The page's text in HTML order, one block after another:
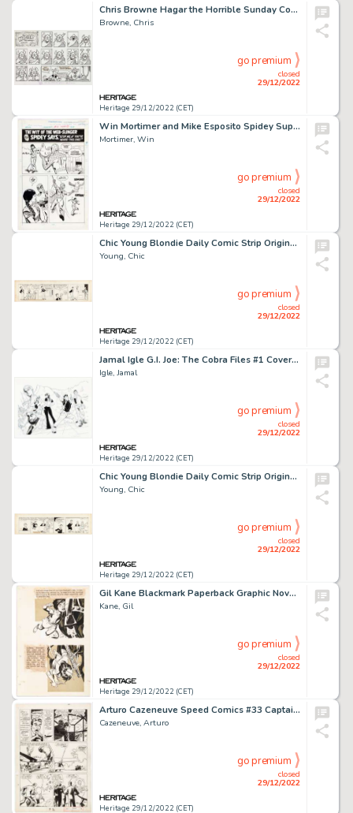
Chris Browne Hagar the Horrible Sunday Comic Strip Original Art dated 8-8-93 (King Features Syndicate, 1993). ...
Browne, Chris
Heritage 29/12/2022 (CET)
closed
29/12/2022
go premium
Win Mortimer and Mike Esposito Spidey Super Stories #21 Inside Back Cover Complete 1-Page Story Original Art (Marv...
Mortimer, Win
Heritage 29/12/2022 (CET)
closed
29/12/2022
go premium
Chic Young Blondie Daily Comic Strip Original Art dated 9-30-31 (King Feature Syndicate, 1931)....
Young, Chic
Heritage 29/12/2022 (CET)
closed
29/12/2022
go premium
Jamal Igle G.I. Joe: The Cobra Files #1 Cover Original Art (IDW, 2013)....
Igle, Jamal
Heritage 29/12/2022 (CET)
closed
29/12/2022
go premium
Chic Young Blondie Daily Comic Strip Original Art dated 3-18-31 (King Feature Syndicate, 1931)....
Young, Chic
Heritage 29/12/2022 (CET)
closed
29/12/2022
go premium
Gil Kane Blackmark Paperback Graphic Novel Illustration Story Page 11 Original Art (Bantam Books, 1971)....
Kane, Gil
Heritage 29/12/2022 (CET)
closed
29/12/2022
go premium
Arturo Cazeneuve Speed Comics #33 Captain Freedom Story Page 2 Original Art (Harvey Comics, 1944). ...
Cazeneuve, Arturo
Heritage 29/12/2022 (CET)
closed
29/12/2022
go premium